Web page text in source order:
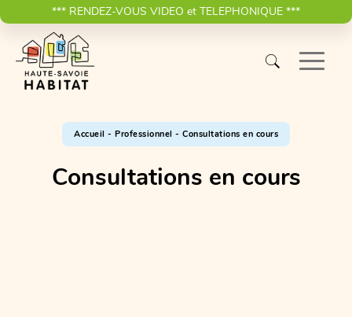
Accueil - Professionnel - Consultations en cours
Consultations en cours
*** RENDEZ-VOUS VIDEO et TELEPHONIQUE ***